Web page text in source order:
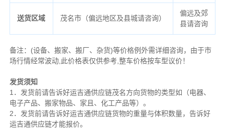
送货区域 茂名市（偏远地区及县城请咨询）
偏远及郊
县请咨询
备注： (设备、搬家、搬厂、杂货)等价格例外需详细咨询，由于市
场行情经常波动,此价格表仅供参考,整车价格按车型议价！
发货须知
1．发货前请告诉好运吉通供应链茂名方向货物的类型如（电器、
电子产品、搬家物品、家且、化工产品等）。
2．发货前请告诉好运吉通供应链货物的重量与体积数量，告诉好
运吉通供应链才能报价。